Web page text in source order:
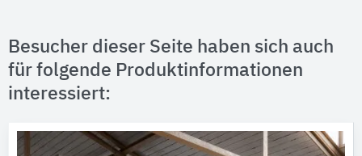
Besucher dieser Seite haben sich auch
für folgende Produktinformationen
interessiert: